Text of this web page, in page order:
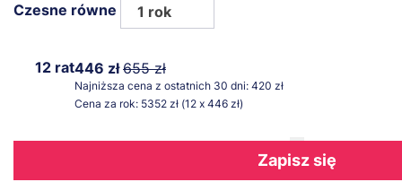
Czesne równe 1 rok
12 rat446 zł655 zł
Najniższa cena z ostatnich 30 dni: 420 zł
Cena za rok: 5352 zł (12 x 446 zł)
Zapisz się